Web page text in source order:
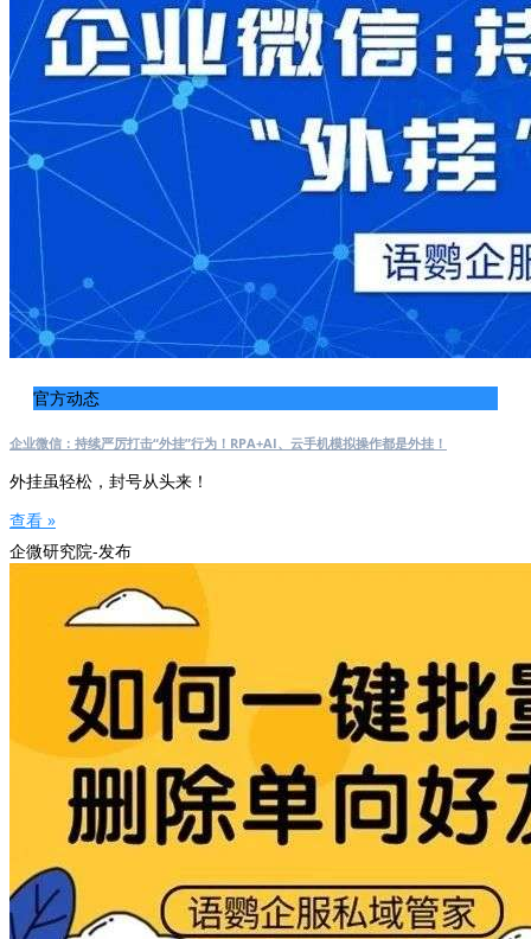
官方动态
企业微信：持续严厉打击“外挂”行为！RPA+AI、云手机模拟操作都是外挂！
外挂虽轻松，封号从头来！
查看 »
企微研究院-发布